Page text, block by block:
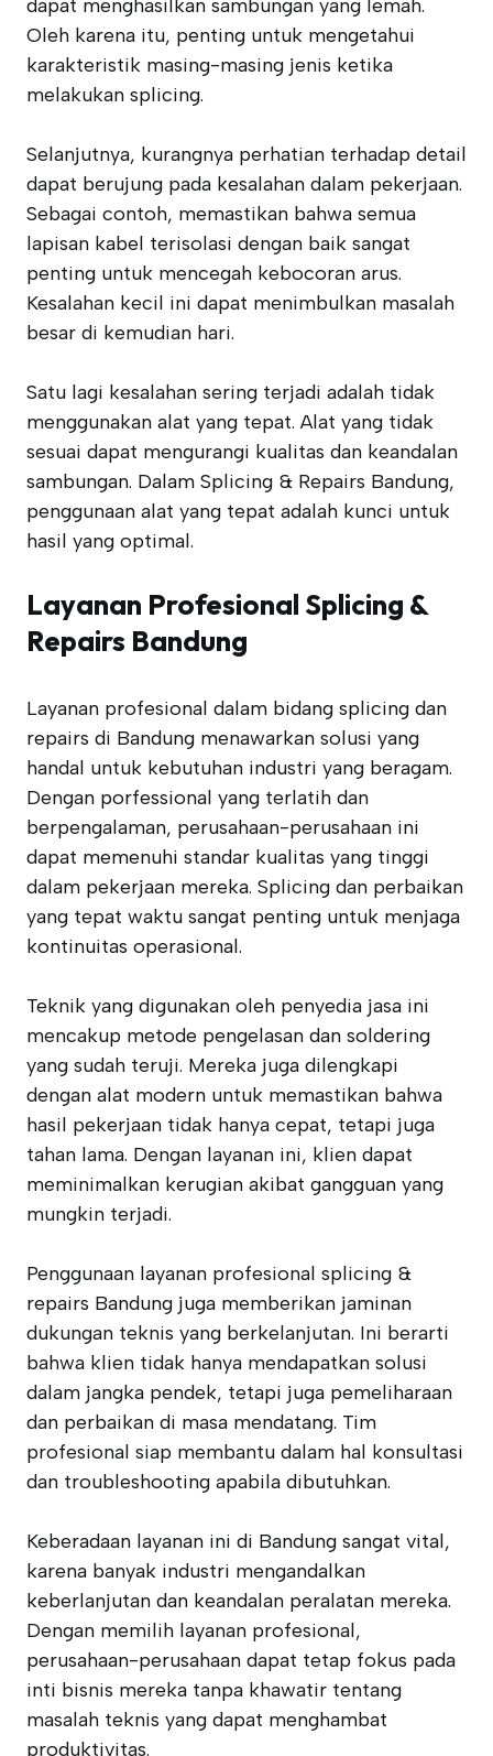
dapat menghasilkan sambungan yang lemah.
Oleh karena itu, penting untuk mengetahui
karakteristik masing-masing jenis ketika
melakukan splicing.
Selanjutnya, kurangnya perhatian terhadap detail
dapat berujung pada kesalahan dalam pekerjaan.
Sebagai contoh, memastikan bahwa semua
lapisan kabel terisolasi dengan baik sangat
penting untuk mencegah kebocoran arus.
Kesalahan kecil ini dapat menimbulkan masalah
besar di kemudian hari.
Satu lagi kesalahan sering terjadi adalah tidak
menggunakan alat yang tepat. Alat yang tidak
sesuai dapat mengurangi kualitas dan keandalan
sambungan. Dalam Splicing & Repairs Bandung,
penggunaan alat yang tepat adalah kunci untuk
hasil yang optimal.
Layanan Profesional Splicing &
Repairs Bandung
Layanan profesional dalam bidang splicing dan
repairs di Bandung menawarkan solusi yang
handal untuk kebutuhan industri yang beragam.
Dengan porfessional yang terlatih dan
berpengalaman, perusahaan-perusahaan ini
dapat memenuhi standar kualitas yang tinggi
dalam pekerjaan mereka. Splicing dan perbaikan
yang tepat waktu sangat penting untuk menjaga
kontinuitas operasional.
Teknik yang digunakan oleh penyedia jasa ini
mencakup metode pengelasan dan soldering
yang sudah teruji. Mereka juga dilengkapi
dengan alat modern untuk memastikan bahwa
hasil pekerjaan tidak hanya cepat, tetapi juga
tahan lama. Dengan layanan ini, klien dapat
meminimalkan kerugian akibat gangguan yang
mungkin terjadi.
Penggunaan layanan profesional splicing &
repairs Bandung juga memberikan jaminan
dukungan teknis yang berkelanjutan. Ini berarti
bahwa klien tidak hanya mendapatkan solusi
dalam jangka pendek, tetapi juga pemeliharaan
dan perbaikan di masa mendatang. Tim
profesional siap membantu dalam hal konsultasi
dan troubleshooting apabila dibutuhkan.
Keberadaan layanan ini di Bandung sangat vital,
karena banyak industri mengandalkan
keberlanjutan dan keandalan peralatan mereka.
Dengan memilih layanan profesional,
perusahaan-perusahaan dapat tetap fokus pada
inti bisnis mereka tanpa khawatir tentang
masalah teknis yang dapat menghambat
produktivitas.